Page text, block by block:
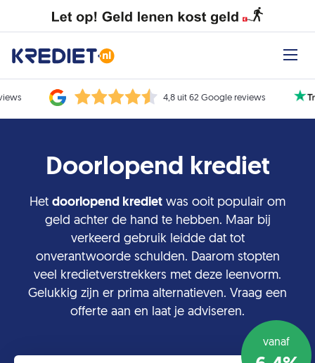
4,8 uit 62 Google reviews
Doorlopend krediet
Het doorlopend krediet was ooit populair om
geld achter de hand te hebben. Maar bij
verkeerd gebruik leidde dat tot
onverantwoorde schulden. Daarom stopten
veel kredietverstrekkers met deze leenvorm.
Gelukkig zijn er prima alternatieven. Vraag een
offerte aan en laat je adviseren.
vanaf